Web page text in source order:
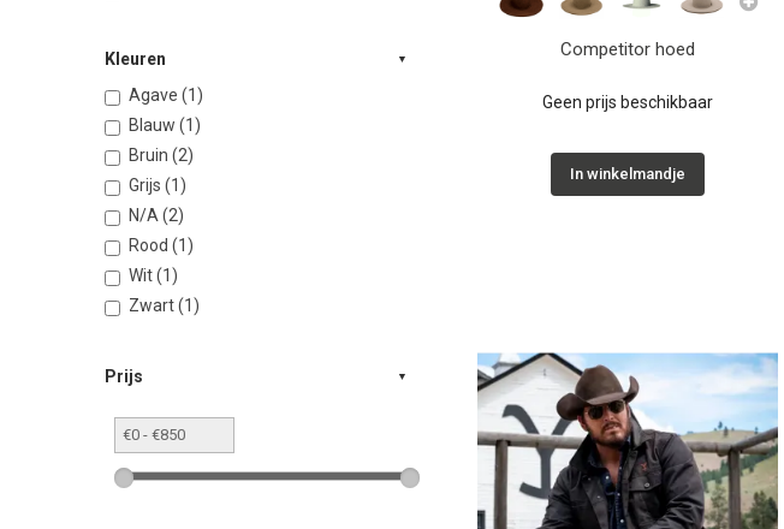
Kleuren
Agave (1)
Blauw (1)
Bruin (2)
Grijs (1)
N/A (2)
Rood (1)
Wit (1)
Zwart (1)
Prijs
Competitor hoed
Geen prijs beschikbaar
In winkelmandje